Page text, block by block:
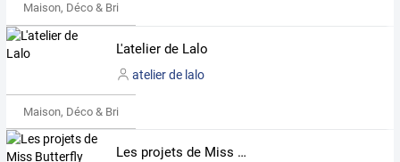
Maison, Déco & Bricolage
L'atelier de Lalo
atelier de lalo
Maison, Déco & Bricolage
Les projets de Miss Butterfly